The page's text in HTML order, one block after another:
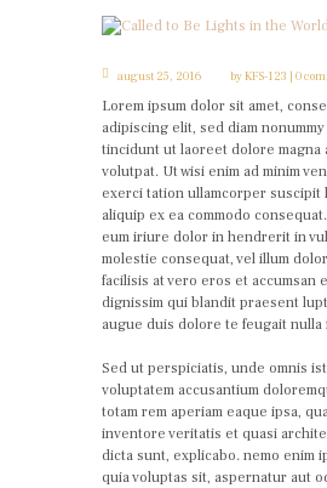
august 25, 2016 byKFS-123 0
Lorem ipsum dolor sit amet,
adipiscing elit, sed diam
tincidunt ut laoreet dolore magna
volutpat. Ut wisi enim ad minim
exerci tation ullamcorper
aliquip ex ea commodo
eum iriure dolor in hendrerit in
molestie consequat, vel illum
facilisis at vero eros et accumsan
dignissim qui blandit praesent
augue duis dolore te feugait nulla
Sed ut perspiciatis, unde omnis
voluptatem accusantium
totam rem aperiam eaque ipsa,
inventore veritatis et quasi
dicta sunt, explicabo. nemo enim
quia voluptas sit, aspernatur aut